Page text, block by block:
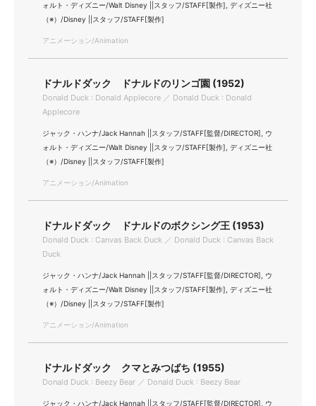
ォルト・ディズニー/Walt Disney ||スタッフ/STAFF[製作], ディズニー社
（※）/Disney ||スタッフ/STAFF[製作]
アニメーション/Animation
ドナルドダック ドナルドのリンゴ園 (1952)
Donald Duck : Donald Applecore ／ Donald Duck : Donald
Applecore
ジャック・ハンナ/Jack Hannah ||スタッフ/STAFF[監督/DIRECTOR], ウ
ォルト・ディズニー/Walt Disney ||スタッフ/STAFF[製作], ディズニー社
（※）/Disney ||スタッフ/STAFF[製作]
アニメーション/Animation
ドナルドダック ドナルドのボクシング王 (1953)
Donald Duck : Canvas Back Duck ／ Donald Duck : Canvas Back
Duck
ジャック・ハンナ/Jack Hannah ||スタッフ/STAFF[監督/DIRECTOR], ウ
ォルト・ディズニー/Walt Disney ||スタッフ/STAFF[製作], ディズニー社
（※）/Disney ||スタッフ/STAFF[製作]
アニメーション/Animation
ドナルドダック クマとみつばち (1955)
Donald Duck : Beezy Bear ／ Donald Duck : Beezy Bear
ジャック・ハンナ/Jack Hannah ||スタッフ/STAFF[監督/DIRECTOR], ウ